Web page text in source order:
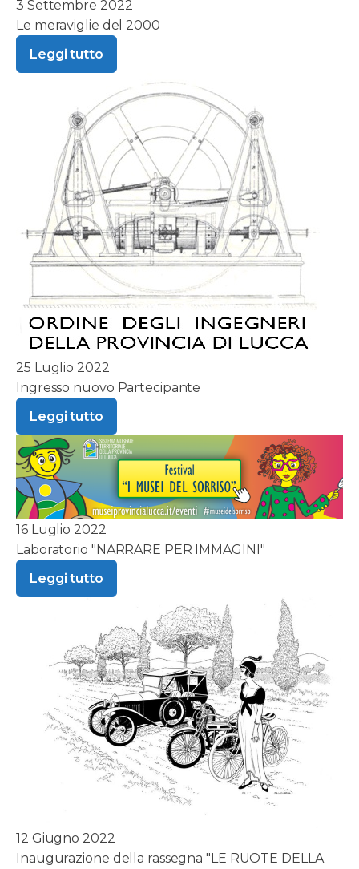
3 Settembre 2022
Le meraviglie del 2000
Leggi tutto
25 Luglio 2022
Ingresso nuovo Partecipante
Leggi tutto
16 Luglio 2022
Laboratorio "NARRARE PER IMMAGINI"
Leggi tutto
12 Giugno 2022
Inaugurazione della rassegna "LE RUOTE DELLA